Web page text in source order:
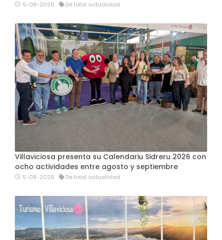
5-08-2026 De total actualidad
Villaviciosa presenta su Calendariu Sidreru 2026 con
ocho actividades entre agosto y septiembre
5-08-2026 De total actualidad